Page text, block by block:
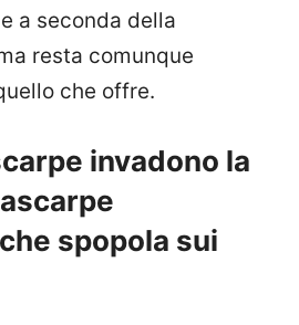
a seconda della
resta comunque
che offre.
invadono la
spopola sui